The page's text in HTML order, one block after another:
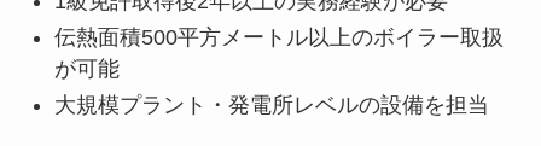
伝熱面積500平方メートル以上のボイラー取扱
が可能
大規模プラント・発電所レベルの設備を担当